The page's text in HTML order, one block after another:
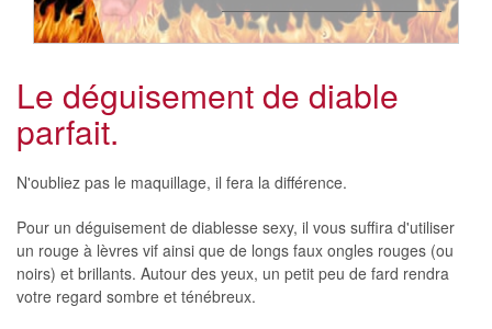
Le déguisement de diable
parfait.
N'oubliez pas le maquillage, il fera la différence.
Pour un déguisement de diablesse sexy, il vous suffira d'utiliser
un rouge à lèvres vif ainsi que de longs faux ongles rouges (ou
noirs) et brillants. Autour des yeux, un petit peu de fard rendra
votre regard sombre et ténébreux.